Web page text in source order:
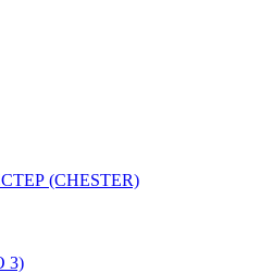
(CHESTER)
3)